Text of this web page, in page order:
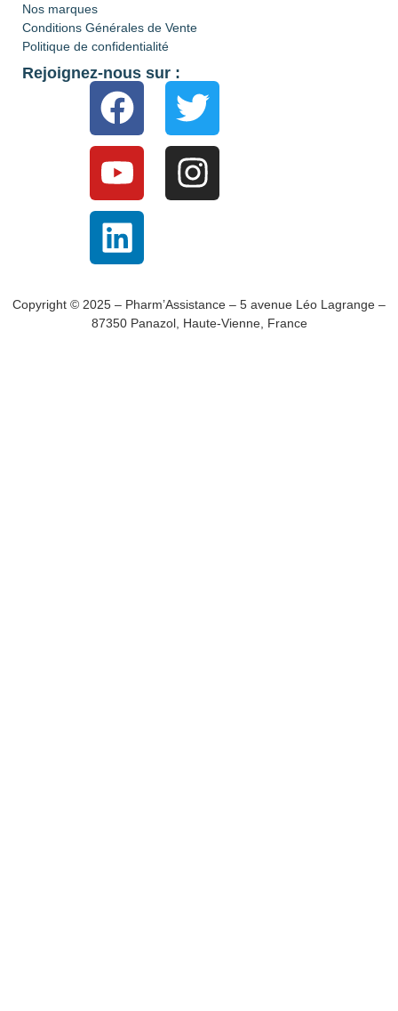
Nos marques
Conditions Générales de Vente
Politique de confidentialité
Rejoignez-nous sur :
Copyright © 2025 – Pharm’Assistance – 5 avenue Léo Lagrange –
87350 Panazol, Haute-Vienne, France